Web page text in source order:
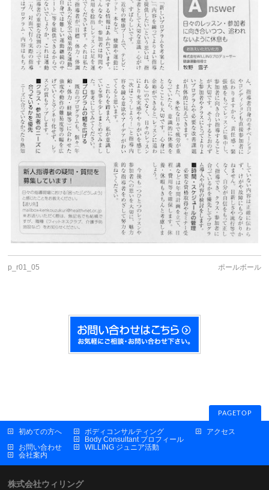
p_r01_05 ポールボール
PAGETOP
初めての方へ
ボディコンサルティング
Body Consultant プロフィール
アクセス
お問い合わせ
会社案内
WILLING ジュニア活動
株式会社ウィリング